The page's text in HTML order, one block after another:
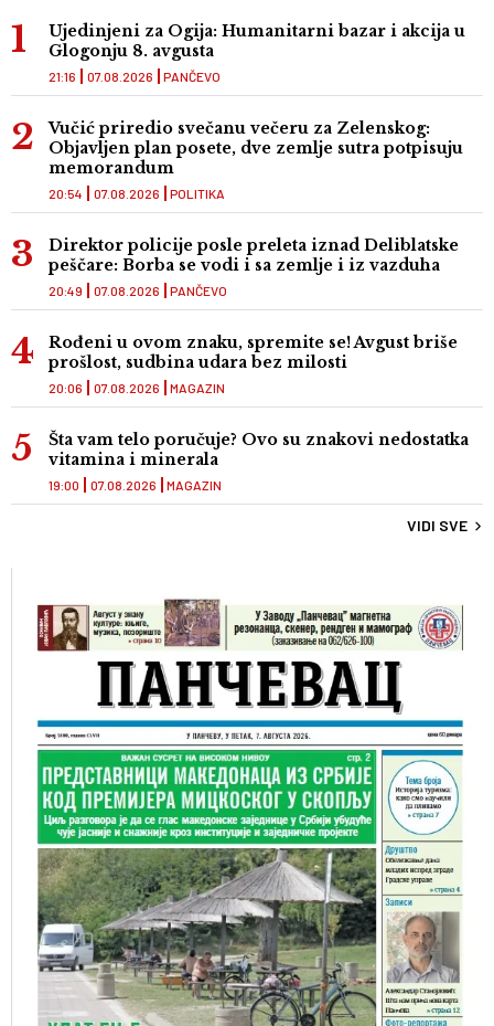
Ujedinjeni za Ogija: Humanitarni bazar i akcija u
Glogonju 8. avgusta
PANČEVO
21:16 07.08.2026
Vučić priredio svečanu večeru za Zelenskog:
Objavljen plan posete, dve zemlje sutra potpisuju
memorandum
POLITIKA
20:54 07.08.2026
Direktor policije posle preleta iznad Deliblatske
peščare: Borba se vodi i sa zemlje i iz vazduha
PANČEVO
20:49 07.08.2026
Rođeni u ovom znaku, spremite se! Avgust briše
prošlost, sudbina udara bez milosti
MAGAZIN
20:06 07.08.2026
Šta vam telo poručuje? Ovo su znakovi nedostatka
vitamina i minerala
MAGAZIN
19:00 07.08.2026
VIDI SVE